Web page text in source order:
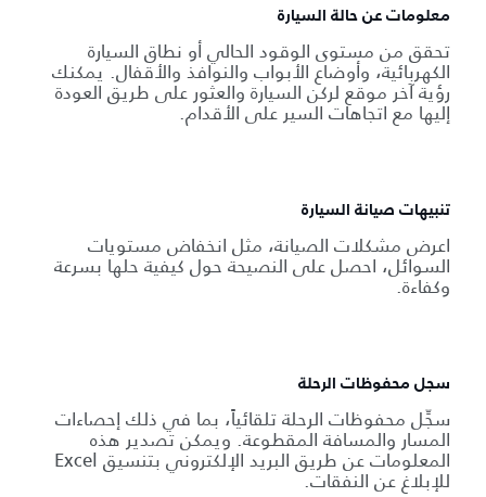
معلومات عن حالة السيارة
تحقق من مستوى الوقود الحالي أو نطاق السيارة
الكهربائية، وأوضاع الأبواب والنوافذ والأقفال. يمكنك
رؤية آخر موقع لركن السيارة والعثور على طريق العودة
إليها مع اتجاهات السير على الأقدام.
تنبيهات صيانة السيارة
اعرض مشكلات الصيانة، مثل انخفاض مستويات
السوائل، احصل على النصيحة حول كيفية حلها بسرعة
وكفاءة.
سجل محفوظات الرحلة
سجِّل محفوظات الرحلة تلقائياً، بما في ذلك إحصاءات
المسار والمسافة المقطوعة. ويمكن تصدير هذه
المعلومات عن طريق البريد الإلكتروني بتنسيق Excel
للإبلاغ عن النفقات.